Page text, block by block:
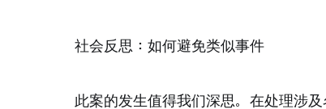
社会反思：如何避免类似事件
此案的发生值得我们深思。在处理涉